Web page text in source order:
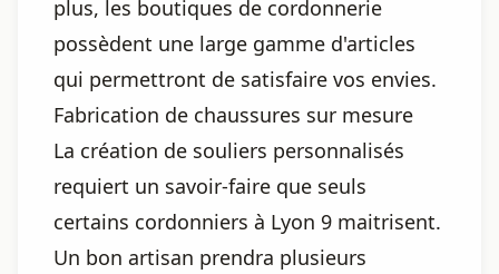
plus, les boutiques de cordonnerie
possèdent une large gamme d'articles
qui permettront de satisfaire vos envies.
Fabrication de chaussures sur mesure
La création de souliers personnalisés
requiert un savoir-faire que seuls
certains cordonniers à Lyon 9 maitrisent.
Un bon artisan prendra plusieurs